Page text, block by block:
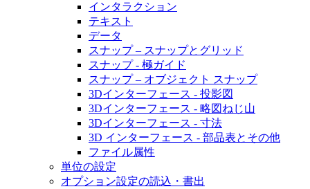
インタラクション
テキスト
データ
スナップ – スナップとグリッド
スナップ - 極ガイド
スナップ – オブジェクト スナップ
3Dインターフェース - 投影図
3Dインターフェース - 略図ねじ山
3Dインターフェース - 寸法
3D インターフェース - 部品表とその他
ファイル属性
単位の設定
オプション設定の読込・書出